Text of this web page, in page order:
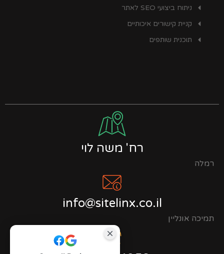
ניתוח ביצועי SEO לאתר
קניית קישורים איכותיים
תוכנית שותפים
רח' משה לוי
רמלה
info@sitelinx.co.il
תמיכה אונליין